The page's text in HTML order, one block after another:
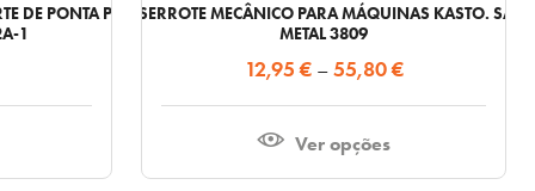
DE PONTA PARA CHAVE
1
FOLHAS DE SERROTE MECÂNICO PARA MÁQUINAS KASTO.
METAL 3809
12,95€ – 55,80€Price
range:
Ver opções
multiple
variants.
may